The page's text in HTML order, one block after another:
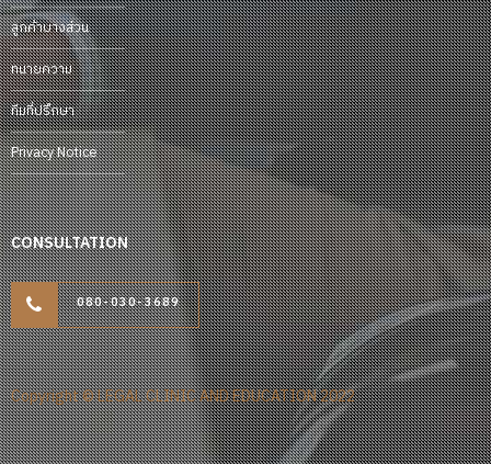
ลูกค้าบางส่วน
ทนายความ
ทีมที่ปรึกษา
Privacy Notice
CONSULTATION
080-030-3689
Copyright © LEGAL CLINIC AND EDUCATION 2022